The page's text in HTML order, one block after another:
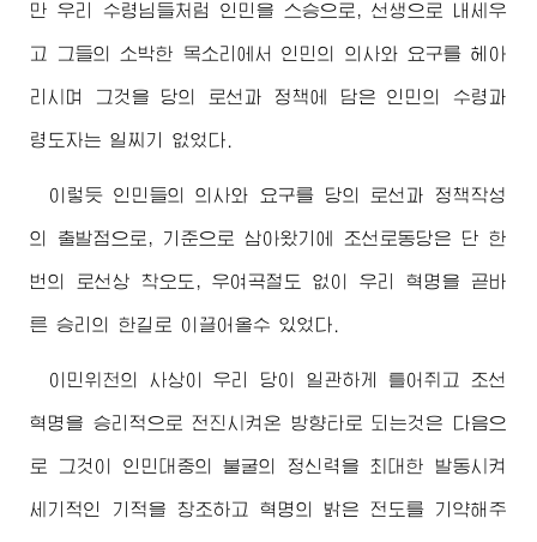
만 우리 수령님 들처럼 인민을 스승으로, 선생으로 내세우
고 그들의 소박한 목소리에서 인민의 의사와 요구를 헤아
리시며 그것을 당의 로선과 정책에 담은 인민의 수령과
령도자는 일찌기 없었다.
이렇듯 인민들의 의사와 요구를 당의 로선과 정책작성
의 출발점으로, 기준으로 삼아왔기에 조선로동당은 단 한
번의 로선상 착오도, 우여곡절도 없이 우리 혁명을 곧바
른 승리의 한길로 이끌어올수 있었다.
이민위천의 사상이 우리 당이 일관하게 틀어쥐고 조선
혁명을 승리적으로 전진시켜온 방향타로 되는것은 다음으
로 그것이 인민대중의 불굴의 정신력을 최대한 발동시켜
세기적인 기적을 창조하고 혁명의 밝은 전도를 기약해주